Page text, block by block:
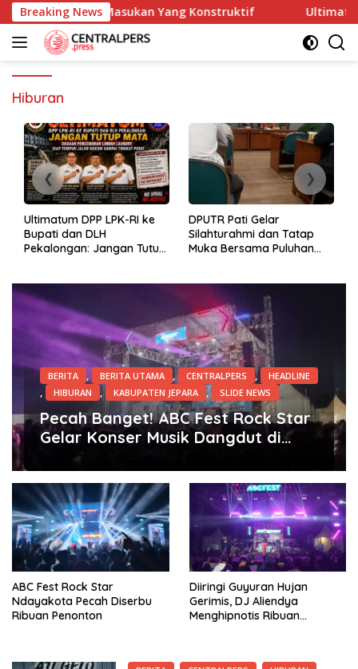
Skip
to
content
Breaking NewsMasukan Yang Konstruktif Ultimatum
Hiburan
Ultimatum DPP LPK-RI ke
Bupati dan DLH
Pekalongan: Jangan Tutup
Tempuh Jalur Hukum
Sampai Tingkat Pusat
DPUTR Pati Gelar
Silahturahmi dan Tatap
Muka Bersama Puluhan
BERITA , BERITA UTAMA , CENTRALPERS , HEADLINE
, HIBURAN , KABUPATEN JEPARA , SLIDE NEWS
27 Juni 2026
Pecah Banget! ABC Fest Rock Star
Gelar Konser Musik Dangdut di
Banyuputih Dua Hari Berturut-turut
ABC Fest Rock Star
Ndayakota Pecah Diserbu
Ribuan Penonton
Diiringi Guyuran Hujan
Gerimis, DJ Aliendya
Menghipnotis Ribuan